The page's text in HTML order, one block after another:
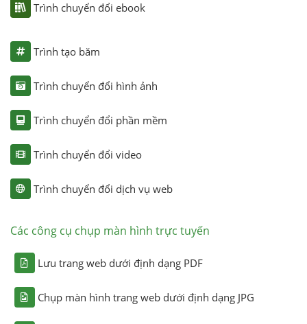
Trình chuyển đổi ebook
Trình tạo băm
Trình chuyển đổi hình ảnh
Trình chuyển đổi phần mềm
Trình chuyển đổi video
Trình chuyển đổi dịch vụ web
Các công cụ chụp màn hình trực tuyến
Lưu trang web dưới định dạng PDF
Chụp màn hình trang web dưới định dạng JPG